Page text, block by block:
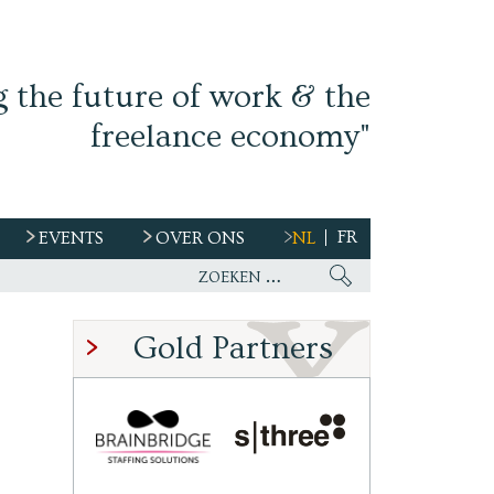
the future of work & the
freelance economy"
EVENTS OVER ONS NL FR
Gold Partners